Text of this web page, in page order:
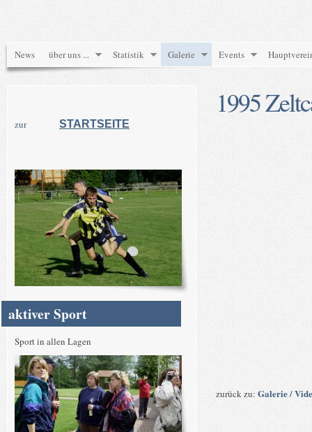
News über uns ... Statistik Galerie Events
1995
zurück zu: Galerie /
zur STARTSEITE
aktiver Sport
Sport in allen Lagen